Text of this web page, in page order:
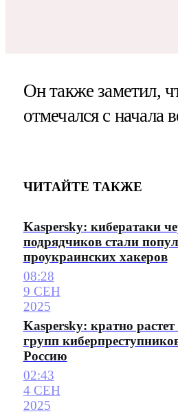
Он также заметил,
отмечался с начала
ЧИТАЙТЕ ТАКЖЕ
Kaspersky: кибератаки
подрядчиков стали
проукраинских хакеров
08:28
9 СЕН
2025
Kaspersky: кратно растет
групп
Россию
02:43
4 СЕН
2025